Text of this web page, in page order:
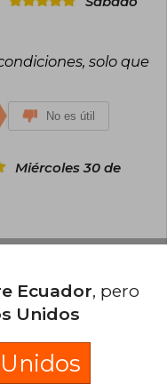
fuertes que enfrentan
desde la Segunda
la Gran Depresión.
de las luciérnagas se ha
series de Netflix.
solo que
No es útil
Miércoles 30 de
29 de Julio,
es un libro de los
Ecuador, pero
Unidos